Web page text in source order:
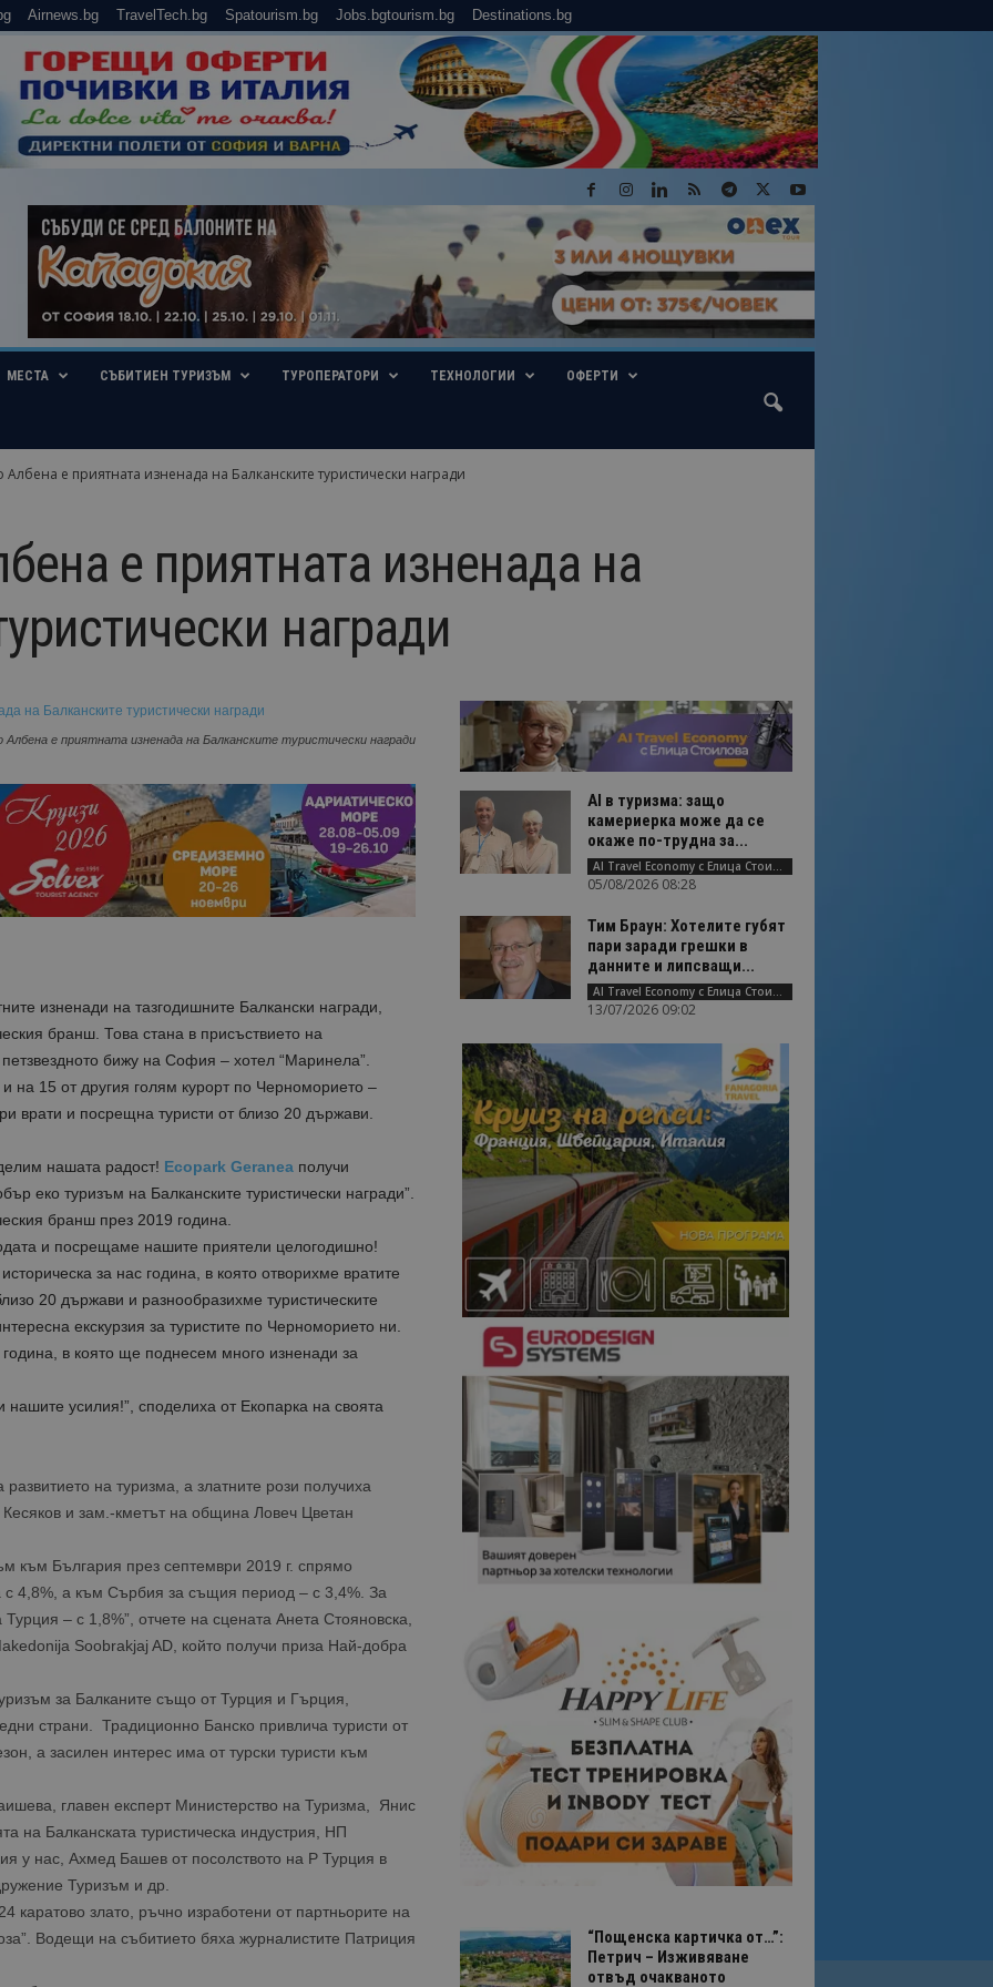
Airnews.bg TravelTech.bg Spatourism.bg Jobs.bgtourism.bg Destinations.bg
МЕСТА СЪБИТИЕН ТУРИЗЪМ ТУРОПЕРАТОРИ ТЕХНОЛОГИИ ОФЕРТИ
Албена е приятната изненада на Балканските туристически награди
е приятната изненада на
награди
Албена е приятната изненада на Балканските туристически награди
изненади на тазгодишните Балкански награди,
бранш. Това стана в присъствието на
бижу на София – хотел “Маринела”.
на 15 от другия голям курорт по Черноморието –
врати и посрещна туристи от близо 20 държави.
нашата радост! Ecopark Geranea получи
еко туризъм на Балканските туристически награди”.
бранш през 2019 година.
и посрещаме нашите приятели целогодишно!
за нас година, в която отворихме вратите
20 държави и разнообразихме туристическите
екскурзия за туристите по Черноморието ни.
в която ще поднесем много изненади за
усилия!”, споделиха от Екопарка на своята
на туризма, а златните рози получиха
и зам.-кметът на община Ловеч Цветан
към България през септември 2019 г. спрямо
4,8%, а към Сърбия за същия период – с 3,4%. За
– с 1,8%”, отчете на сцената Анета Стояновска,
Soobrakjaj AD, който получи приза Най-добра
за Балканите също от Турция и Гърция,
страни. Традиционно Банско привлича туристи от
а засилен интерес има от турски туристи към
главен експерт Министерство на Туризма, Янис
на Балканската туристическа индустрия, НП
у нас, Ахмед Башев от посолството на Р Турция в
Туризъм и др.
каратово злато, ръчно изработени от партньорите на
Водещи на събитието бяха журналистите Патриция
AI в туризма: защо
камериерка може да се
окаже по-трудна за...
AI Travel Economy с Елица Стоилова
05/08/2026 08:28
Тим Браун: Хотелите губят
пари заради грешки в
данните и липсващи...
AI Travel Economy с Елица Стоилова
13/07/2026 09:02
“Пощенска картичка от…”:
Петрич – Изживяване
отвъд очакваното